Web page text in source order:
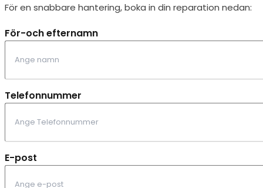
För en snabbare hantering, boka in din reparation nedan:
För-och efternamn
Telefonnummer
E-post